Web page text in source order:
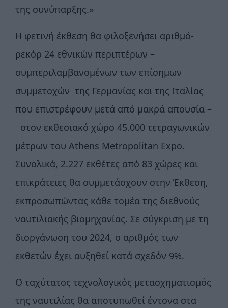
της συνύπαρξης.»
Η φετινή έκθεση θα φιλοξενήσει αριθμό-
ρεκόρ 24 εθνικών περιπτέρων –
συμπεριλαμβανομένων των επίσημων
συμμετοχών της Γερμανίας και της Ιταλίας
που επιστρέφουν μετά από μακρά απουσία –
στον εκθεσιακό χώρο 45.000 τετραγωνικών
μέτρων του Athens Metropolitan Expo.
Συνολικά, 2.227 εκθέτες από 83 χώρες και
επικράτειες θα συμμετάσχουν στην Έκθεση,
εκπροσωπώντας κάθε τομέα της διεθνούς
ναυτιλιακής βιομηχανίας. Σε σύγκριση με τη
διοργάνωση του 2024, ο αριθμός των
εκθετών έχει αυξηθεί κατά σχεδόν 9%.
Ο ταχύτατος τεχνολογικός μετασχηματισμός
της ναυτιλίας θα αποτυπωθεί έντονα στα